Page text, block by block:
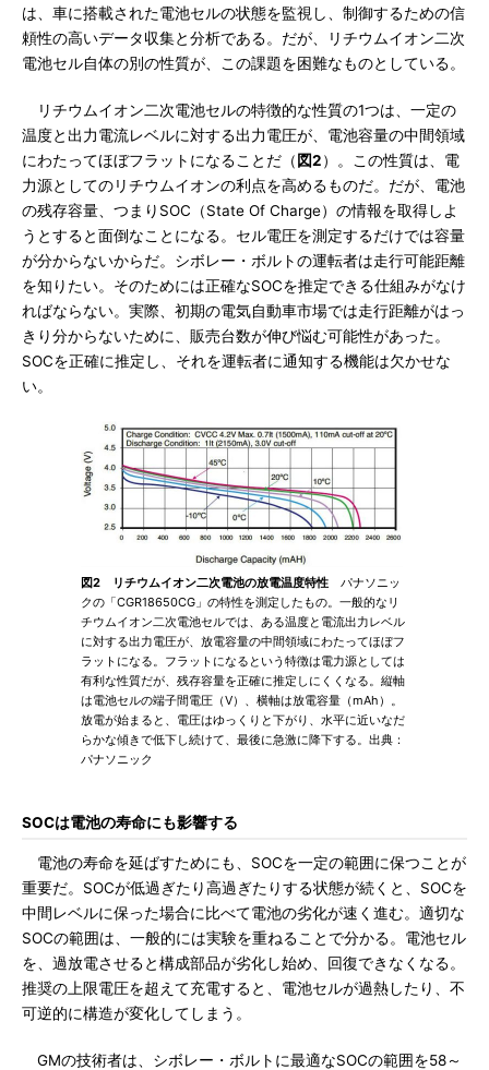
は、車に搭載された電池セルの状態を監視し、制御するための信
頼性の高いデータ収集と分析である。だが、リチウムイオン二次
電池セル自体の別の性質が、この課題を困難なものとしている。
リチウムイオン二次電池セルの特徴的な性質の1つは、一定の
温度と出力電流レベルに対する出力電圧が、電池容量の中間領域
にわたってほぼフラットになることだ（ 図2）。この性質は、電
力源としてのリチウムイオンの利点を高めるものだ。だが、電池
の残存容量、つまりSOC（State Of Charge）の情報を取得しよ
うとすると面倒なことになる。セル電圧を測定するだけでは容量
が分からないからだ。シボレー・ボルトの運転者は走行可能距離
を知りたい。そのためには正確なSOCを推定できる仕組みがなけ
ればならない。実際、初期の電気自動車市場では走行距離がはっ
きり分からないために、販売台数が伸び悩む可能性があった。
SOCを正確に推定し、それを運転者に通知する機能は欠かせな
い。
図2 リチウムイオン二次電池の放電温度特性 パナソニッ
クの「CGR18650CG」の特性を測定したもの。一般的なリ
チウムイオン二次電池セルでは、ある温度と電流出力レベル
に対する出力電圧が、放電容量の中間領域にわたってほぼフ
ラットになる。フラットになるという特徴は電力源としては
有利な性質だが、残存容量を正確に推定しにくくなる。縦軸
は電池セルの端子間電圧（V）、横軸は放電容量（mAh）。
放電が始まると、電圧はゆっくりと下がり、水平に近いなだ
らかな傾きで低下し続けて、最後に急激に降下する。出典：
パナソニック
SOCは電池の寿命にも影響する
電池の寿命を延ばすためにも、SOCを一定の範囲に保つことが
重要だ。SOCが低過ぎたり高過ぎたりする状態が続くと、SOCを
中間レベルに保った場合に比べて電池の劣化が速く進む。適切な
SOCの範囲は、一般的には実験を重ねることで分かる。電池セル
を、過放電させると構成部品が劣化し始め、回復できなくなる。
推奨の上限電圧を超えて充電すると、電池セルが過熱したり、不
可逆的に構造が変化してしまう。
GMの技術者は、シボレー・ボルトに最適なSOCの範囲を58～